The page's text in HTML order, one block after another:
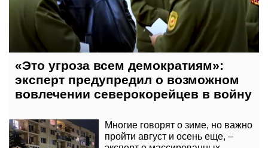
«Это угроза всем демократиям»:
эксперт предупредил о возможном
вовлечении северокорейцев в войну
Многие говорят о зиме, но важно
пройти август и осень еще, –